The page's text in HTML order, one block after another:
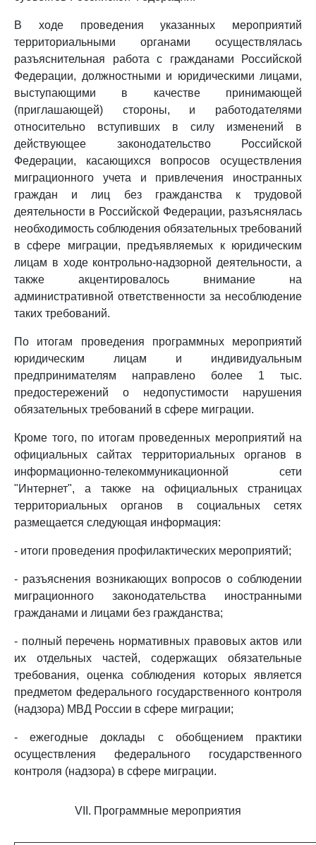
В ходе проведения указанных мероприятий
территориальными органами осуществлялась
разъяснительная работа с гражданами Российской
Федерации, должностными и юридическими лицами,
выступающими в качестве принимающей
(приглашающей) стороны, и работодателями
относительно вступивших в силу изменений в
действующее законодательство Российской
Федерации, касающихся вопросов осуществления
миграционного учета и привлечения иностранных
граждан и лиц без гражданства к трудовой
деятельности в Российской Федерации, разъяснялась
необходимость соблюдения обязательных требований
в сфере миграции, предъявляемых к юридическим
лицам в ходе контрольно-надзорной деятельности, а
также акцентировалось внимание на
административной ответственности за несоблюдение
таких требований.
По итогам проведения программных мероприятий
юридическим лицам и индивидуальным
предпринимателям направлено более 1 тыс.
предостережений о недопустимости нарушения
обязательных требований в сфере миграции.
Кроме того, по итогам проведенных мероприятий на
официальных сайтах территориальных органов в
информационно-телекоммуникационной сети
"Интернет", а также на официальных страницах
территориальных органов в социальных сетях
размещается следующая информация:
- итоги проведения профилактических мероприятий;
- разъяснения возникающих вопросов о соблюдении
миграционного законодательства иностранными
гражданами и лицами без гражданства;
- полный перечень нормативных правовых актов или
их отдельных частей, содержащих обязательные
требования, оценка соблюдения которых является
предметом федерального государственного контроля
(надзора) МВД России в сфере миграции;
- ежегодные доклады с обобщением практики
осуществления федерального государственного
контроля (надзора) в сфере миграции.
VII. Программные мероприятия